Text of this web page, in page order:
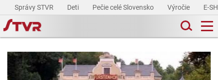
Správy STVR Deti Pečie celé Slovensko Výročie E-